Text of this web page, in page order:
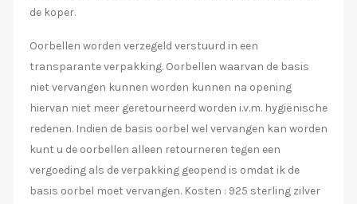
de koper.
Oorbellen worden verzegeld verstuurd in een
transparante verpakking. Oorbellen waarvan de basis
niet vervangen kunnen worden kunnen na opening
hiervan niet meer geretourneerd worden i.v.m. hygiënische
redenen. Indien de basis oorbel wel vervangen kan worden
kunt u de oorbellen alleen retourneren tegen een
vergoeding als de verpakking geopend is omdat ik de
basis oorbel moet vervangen. Kosten : 925 sterling zilver